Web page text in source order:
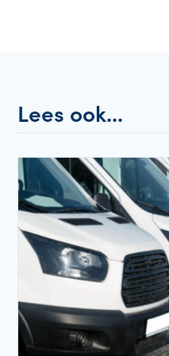
Lees ook...